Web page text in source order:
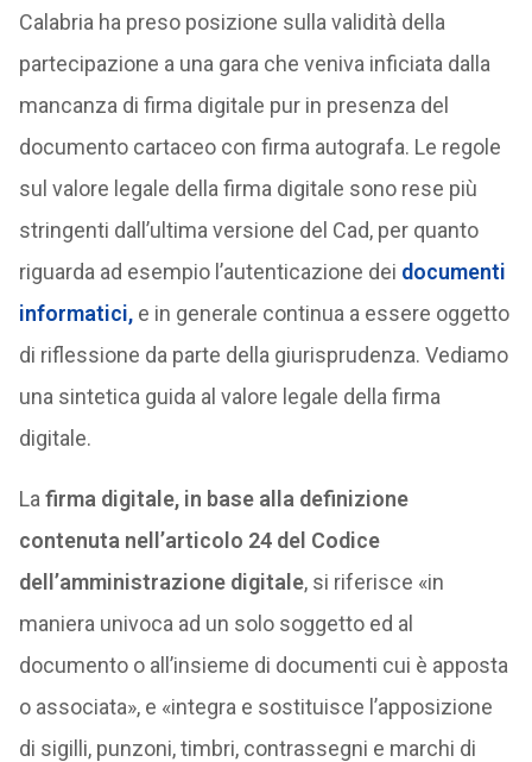
Calabria ha preso posizione sulla validità della
partecipazione a una gara che veniva inficiata dalla
mancanza di firma digitale pur in presenza del
documento cartaceo con firma autografa. Le regole
sul valore legale della firma digitale sono rese più
stringenti dall’ultima versione del Cad, per quanto
riguarda ad esempio l’autenticazione dei documenti
informatici,e in generale continua a essere oggetto
di riflessione da parte della giurisprudenza. Vediamo
una sintetica guida al valore legale della firma
digitale.
La firma digitale, in base alla definizione
contenuta nell’articolo 24 del Codice
dell’amministrazione digitale, si riferisce «in
maniera univoca ad un solo soggetto ed al
documento o all’insieme di documenti cui è apposta
o associata», e «integra e sostituisce l’apposizione
di sigilli, punzoni, timbri, contrassegni e marchi di